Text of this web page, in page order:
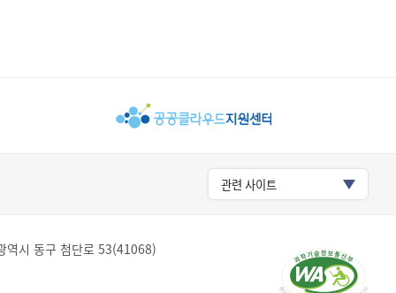
관련 사이트
역시 동구 첨단로 53(41068)